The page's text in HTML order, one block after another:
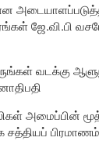
ஜே.வி.பி
வடக்கு
அமைப்பின்